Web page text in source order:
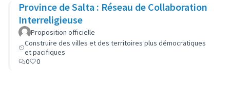
Province de Salta : Réseau de Collaboration
Interreligieuse
Proposition officielle
Construire des villes et des territoires plus démocratiques
et pacifiques
0
0